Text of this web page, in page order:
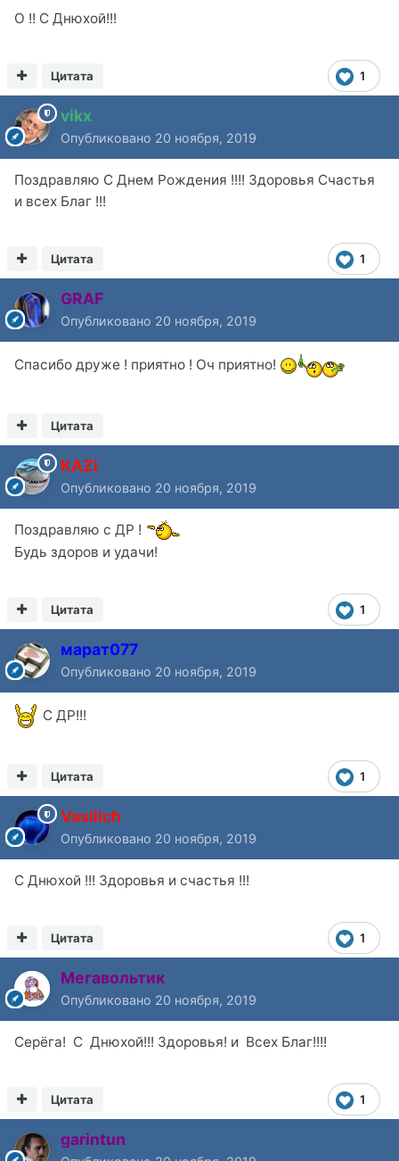
О !! С Днюхой!!!
1
Цитата
vikx
Опубликовано 20 ноября, 2019
Поздравляю С Днем Рождения !!!! Здоровья Счастья
и всех Благ !!!
1
Цитата
GRAF
Опубликовано 20 ноября, 2019
Спасибо друже ! приятно ! Оч приятно!
Цитата
KAZi
Опубликовано 20 ноября, 2019
Поздравляю с ДР !
Будь здоров и удачи!
1
Цитата
марат077
Опубликовано 20 ноября, 2019
С ДР!!!
1
Цитата
Vasilich
Опубликовано 20 ноября, 2019
С Днюхой !!! Здоровья и счастья !!!
1
Цитата
Мегавольтик
Опубликовано 20 ноября, 2019
Серёга! С Днюхой!!! Здоровья! и Всех Благ!!!!
1
Цитата
garintun